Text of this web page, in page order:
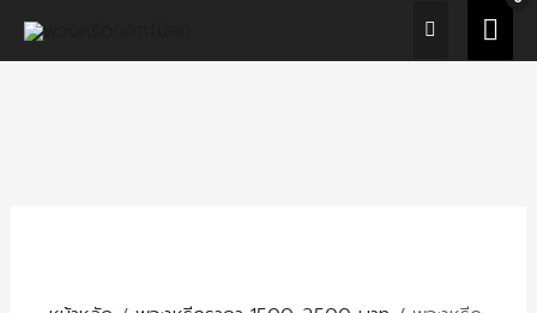
Skip